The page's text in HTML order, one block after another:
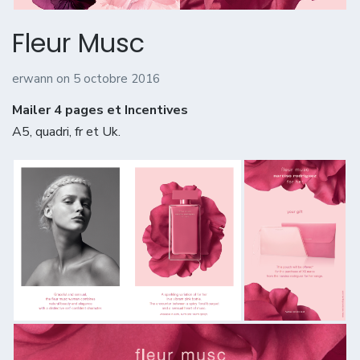
Fleur Musc
erwann on 5 octobre 2016
Mailer 4 pages et Incentives
A5, quadri, fr et Uk.